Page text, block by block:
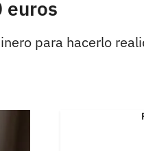
euros
para hacerlo